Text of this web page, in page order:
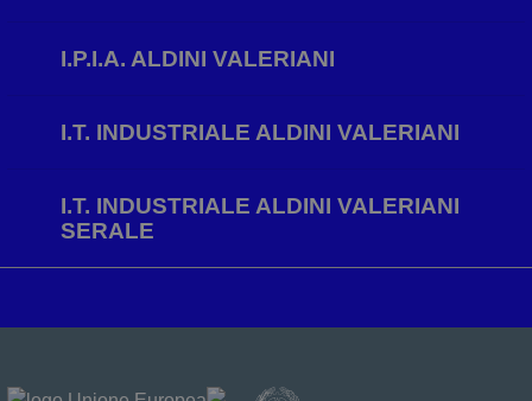
I.P.I.A. ALDINI VALERIANI
I.T. INDUSTRIALE ALDINI VALERIANI
I.T. INDUSTRIALE ALDINI VALERIANI
SERALE